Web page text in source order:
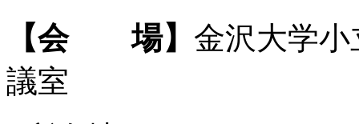
【会 場】 金沢大学
議室